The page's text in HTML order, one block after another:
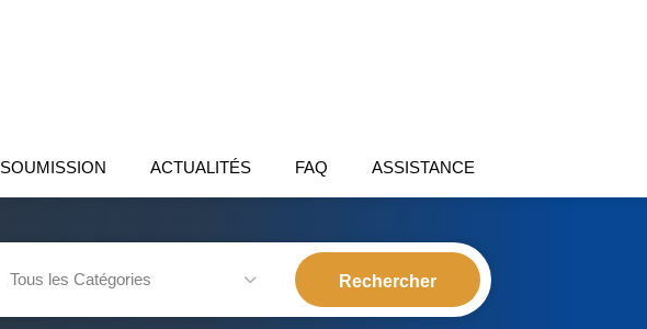
SOUMISSION ACTUALITÉS FAQ ASSISTANCE
Tous les Catégories